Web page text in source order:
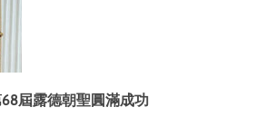
屆露德朝聖圓滿成功